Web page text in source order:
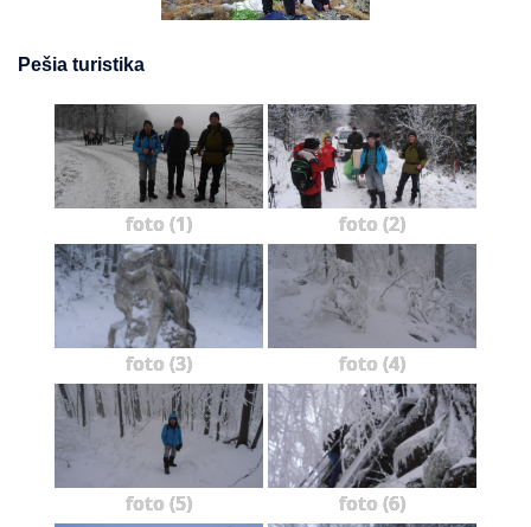
Pešia turistika
foto (1) foto (2)
foto (3) foto (4)
foto (5) foto (6)